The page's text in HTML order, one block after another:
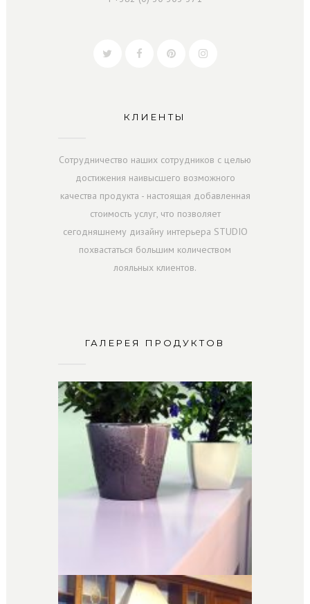
КЛИЕНТЫ
Сотрудничество наших сотрудников с целью
достижения наивысшего возможного
качества продукта - настоящая добавленная
стоимость услуг, что позволяет
сегодняшнему дизайну интерьера STUDIO
похвастаться большим количеством
лояльных клиентов.
ГАЛЕРЕЯ ПРОДУКТОВ